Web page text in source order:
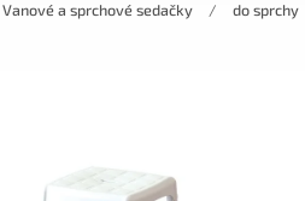
Vanové a sprchové sedačky / do sprchy